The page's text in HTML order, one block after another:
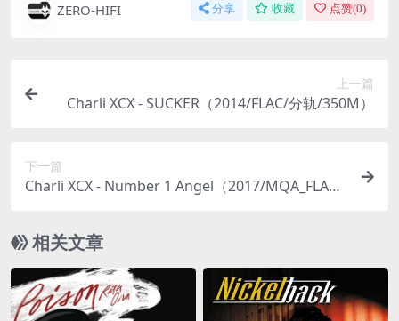
ZERO-HIFI 分享 收藏 点赞(0)
上一篇
Charli XCX - SUCKER（2014/FLAC/分轨/350M）
下一篇
Charli XCX - Number 1 Angel（2017/MQA_FLAC/
相关文章